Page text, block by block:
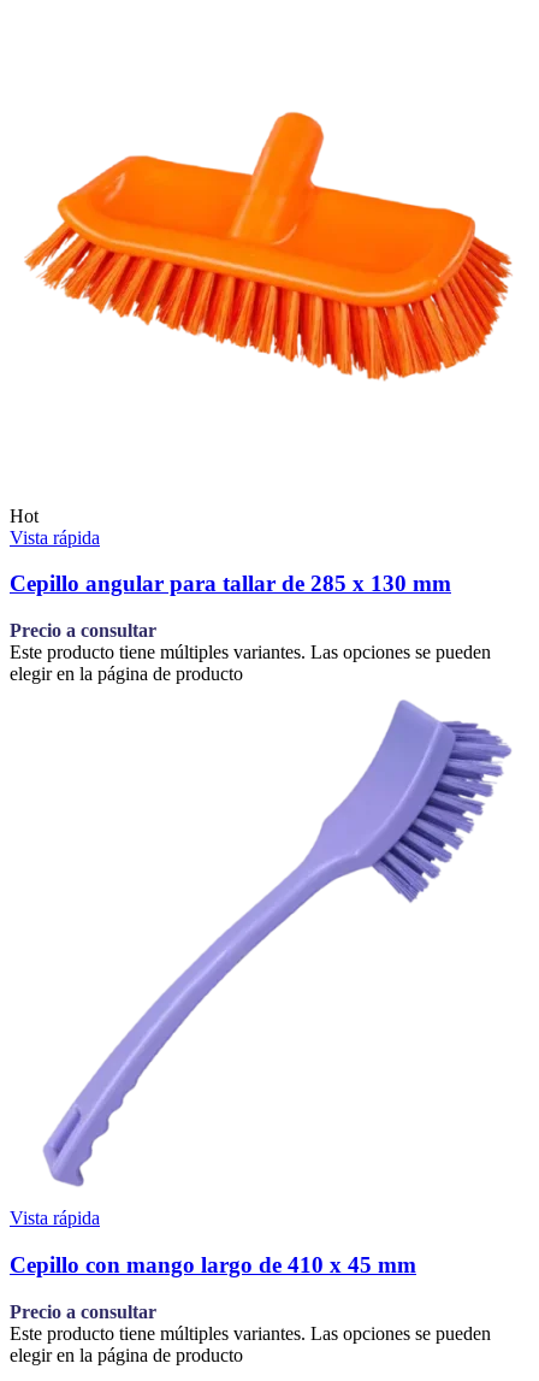
Hot
Vista rápida
Cepillo angular para tallar de 285 x 130 mm
Precio a consultar
Este producto tiene múltiples variantes. Las opciones se pueden
elegir en la página de producto
Vista rápida
Cepillo con mango largo de 410 x 45 mm
Precio a consultar
Este producto tiene múltiples variantes. Las opciones se pueden
elegir en la página de producto